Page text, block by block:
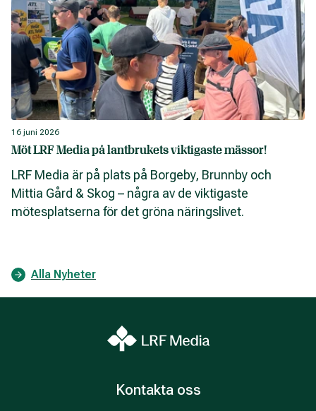
16 juni 2026
Möt LRF Media på lantbrukets viktigaste mässor!
LRF Media är på plats på Borgeby, Brunnby och
Mittia Gård & Skog – några av de viktigaste
mötesplatserna för det gröna näringslivet.
Alla Nyheter
Kontakta oss